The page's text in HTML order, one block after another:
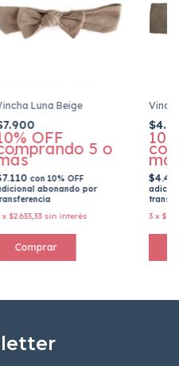
Luna Beige
OFF
5 o
con 10% OFF
abonando por
x$2.633,33 sin interés
3 x